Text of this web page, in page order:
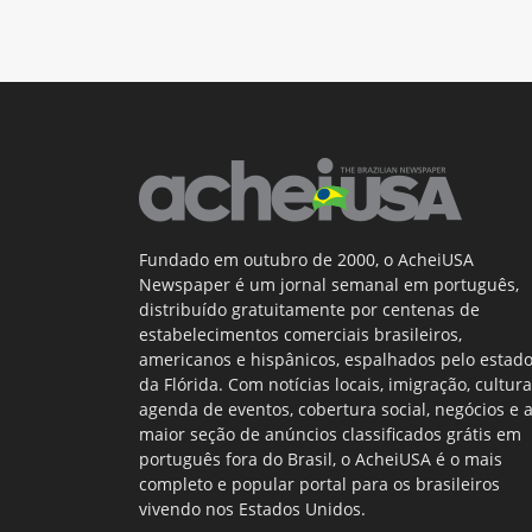
Fundado em outubro de 2000, o AcheiUSA
Newspaper é um jornal semanal em português,
distribuído gratuitamente por centenas de
estabelecimentos comerciais brasileiros,
americanos e hispânicos, espalhados pelo estado
da Flórida. Com notícias locais, imigração,
agenda de eventos, cobertura social, negócios e a
maior seção de anúncios classificados grátis em
português fora do Brasil, o AcheiUSA é o mais
completo e popular portal para os brasileiros
vivendo nos Estados Unidos.